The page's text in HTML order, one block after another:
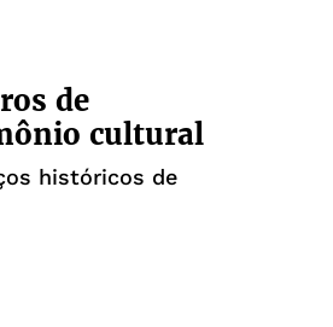
de
cultural
históricos de